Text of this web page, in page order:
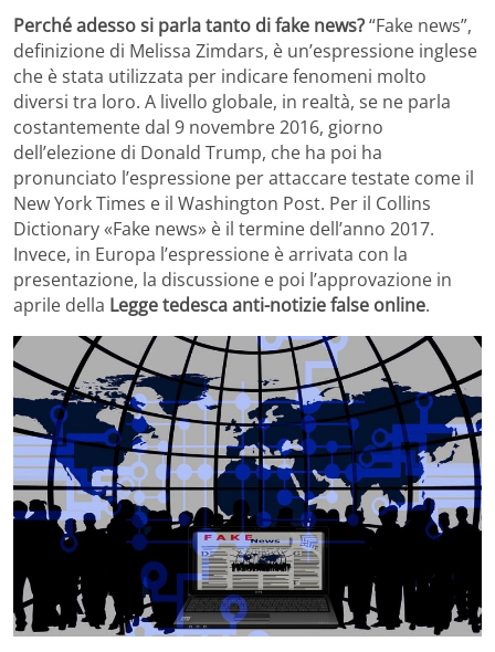
Perché adesso si parla tanto di fake news?“Fake news”,
definizione di Melissa Zimdars, è un’espressione inglese
che è stata utilizzata per indicare fenomeni molto
diversi tra loro. A livello globale, in realtà, se ne parla
costantemente dal 9 novembre 2016, giorno
dell’elezione di Donald Trump, che ha poi ha
pronunciato l’espressione per attaccare testate come il
New York Times e il Washington Post. Per il Collins
Dictionary «Fake news» è il termine dell’anno 2017.
Invece, in Europa l’espressione è arrivata con la
presentazione, la discussione e poi l’approvazione in
aprile della Legge tedesca anti-notizie false online.